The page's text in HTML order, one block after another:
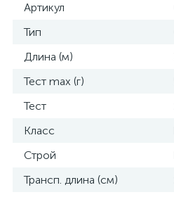
Артикул
Тип
Длина (м)
Тест max (г)
Тест
Класс
Строй
Трансп. длина (см)